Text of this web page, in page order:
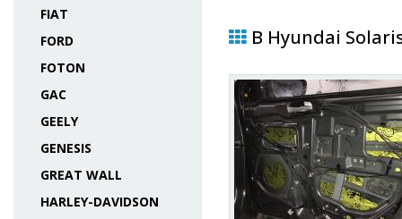
FIAT
FORD
FOTON
GAC
GEELY
GENESIS
GREAT WALL
HARLEY-DAVIDSON
В Hyundai